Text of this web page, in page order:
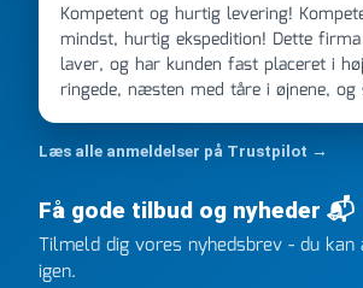
Kompetent og hurtig levering! Kompetent og, ikke
mindst, hurtig ekspedition! Dette
laver, og har kunden fast placeret i
ringede, næsten med tåre i øjnene, og
kunne overholde en 2 måneder
ringede onsdag kl 16, og min store
efter kl 6.45! Kan slet ikke få armene
gang jeg skal bruge noget, vil jeg ringe
FØRST. De varmeste og venligste
Læs alle anmeldelser på Trustpilot →
Få gode tilbud og nyheder 📬
Tilmeld dig vores nyhedsbrev - du
igen.